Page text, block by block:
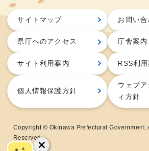
サイトマップ お問い合
県庁へのアクセス 庁舎案内
サイト利用案内 RSS利
個人情報保護方針
ウェブ
ィ方針
Copyright © Okinawa Prefectural Government.
Reserved.